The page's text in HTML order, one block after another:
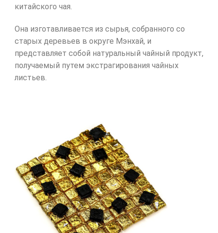
китайского чая.
Она изготавливается из сырья, собранного со
старых деревьев в округе Мэнхай, и
представляет собой натуральный чайный продукт,
получаемый путем экстрагирования чайных
листьев.